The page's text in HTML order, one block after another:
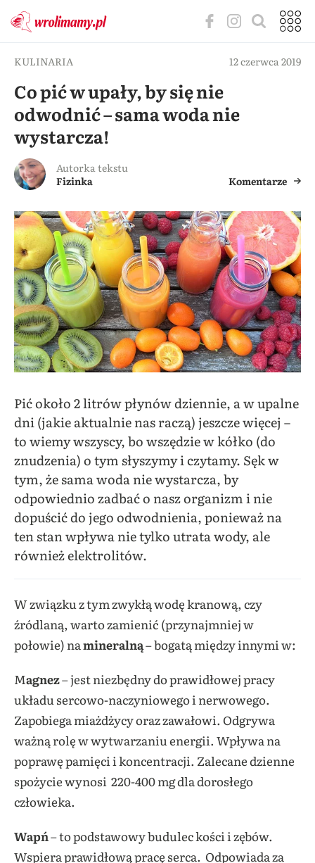
KULINARIA 12 czerwca 2019
Co pić w upały, by się nie
odwodnić – sama woda nie
wystarcza!
Autorka tekstu
Fizinka
Komentarze
Pić około 2 litrów płynów dziennie, a w upalne
dni (jakie aktualnie nas raczą) jeszcze więcej –
to wiemy wszyscy, bo wszędzie w kółko (do
znudzenia) o tym słyszymy i czytamy. Sęk w
tym, że sama woda nie wystarcza, by
odpowiednio zadbać o nasz organizm i nie
dopuścić do jego odwodnienia, ponieważ na
ten stan wpływa nie tylko utrata wody, ale
również elektrolitów.
W związku z tym zwykłą wodę kranową, czy
źródlaną, warto zamienić (przynajmniej w
połowie) namineralną– bogatą między innymi w:
Magnez– jest niezbędny do prawidłowej pracy
układu sercowo-naczyniowego i nerwowego.
Zapobiega miażdżycy oraz zawałowi. Odgrywa
ważną rolę w wytwarzaniu energii. Wpływa na
poprawę pamięci i koncentracji. Zalecane dzienne
spożycie wynosi 220-400 mg dla dorosłego
człowieka.
Wapń– to podstawowy budulec kości i zębów.
Wspiera prawidłową pracę serca. Odpowiada za